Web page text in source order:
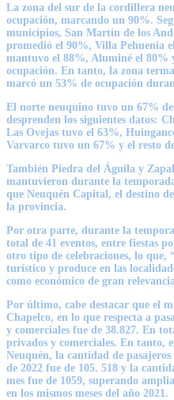
La zona del sur de la cordillera
ocupación, marcando un 90%.
municipios, San Martín de los
promedió el 90%, Villa Pehuenia
mantuvo el 88%, Aluminé el 80%
ocupación. En tanto, la zona
marcó un 53% de ocupación
El norte neuquino tuvo un 67%
desprenden los siguientes datos:
Las Ovejas tuvo el 63%,
Varvarco tuvo un 67% y el resto
También Piedra del Águila y
mantuvieron durante la
que Neuquén Capital, el destino
la provincia.
Por otra parte, durante la
total de 41 eventos, entre fiestas
otro tipo de celebraciones, lo que,
turístico y produce en las
como económico de gran
Por último, cabe destacar que el
Chapelco, en lo que respecta a
y comerciales fue de 38.827. En
privados y comerciales. En tanto,
Neuquén, la cantidad de
de 2022 fue de 105. 518 y la
mes fue de 1059, superando
en los mismos meses del año 2021.